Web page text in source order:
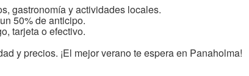
gastronomía y actividades locales.
50% de anticipo.
tarjeta o efectivo.
y precios. ¡El mejor verano te espera en Panaholma!